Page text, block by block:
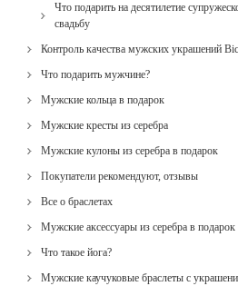
Что подарить на десятилетие
свадьбу
Контроль качества мужских украшений
Что подарить мужчине?
Мужские кольца в подарок
Мужские кресты из серебра
Мужские кулоны из серебра в подарок
Покупатели рекомендуют, отзывы
Все о браслетах
Мужские аксессуары из серебра в подарок
Что такое йога?
Мужские каучуковые браслеты с